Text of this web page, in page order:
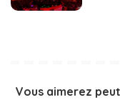
Vous aimerez